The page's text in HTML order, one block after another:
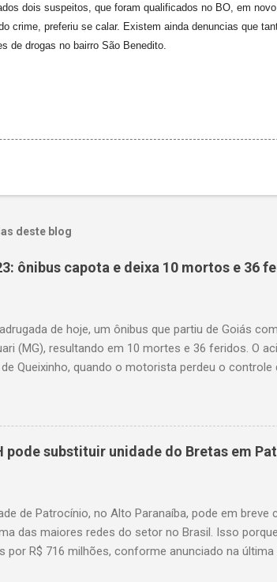
dois suspeitos, que foram qualificados no BO, em
crime, preferiu se calar. Existem ainda denuncias que
de drogas no bairro São Benedito.
deste blog
ônibus capota e deixa 10 mortos e 36
de hoje, um ônibus que partiu de Goiás
(MG), resultando em 10 mortes e 36 feridos. O
Queixinho, quando o motorista perdeu o controle
Nove dos feridos estão em estado grave. As
pode substituir unidade do Bretas em
de Patrocínio, no Alto Paranaíba, pode em
das maiores redes do setor no Brasil. Isso
por R$ 716 milhões, conforme anunciado na